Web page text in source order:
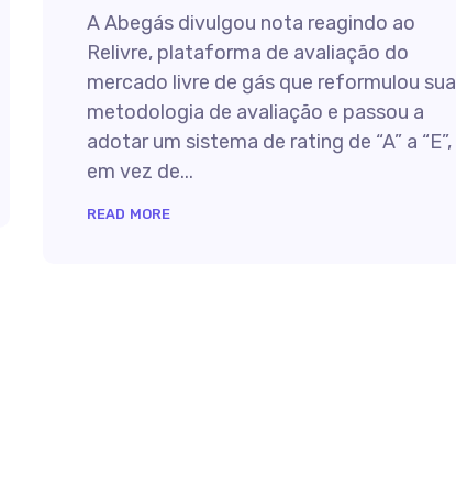
A Abegás divulgou nota reagindo ao
Relivre, plataforma de avaliação do
mercado livre de gás que reformulou sua
metodologia de avaliação e passou a
adotar um sistema de rating de “A” a “E”,
em vez de...
READ MORE